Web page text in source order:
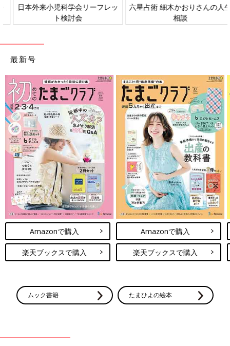
日本外来小児科学会リーフレッ
ト検討会
六星占術 細木かおりさんの人生
相談
最新号
Amazonで購入
楽天ブックスで購入
Amazonで購入
楽天ブックスで購入
ムック書籍 たまひよの絵本